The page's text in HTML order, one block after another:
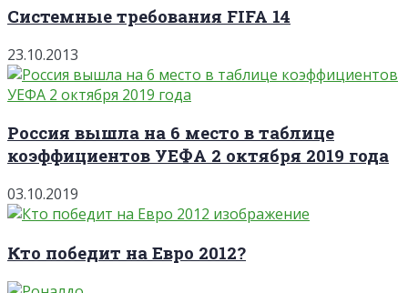
Системные требования FIFA 14
23.10.2013
Россия вышла на 6 место в таблице
коэффициентов УЕФА 2 октября 2019 года
03.10.2019
Кто победит на Евро 2012?